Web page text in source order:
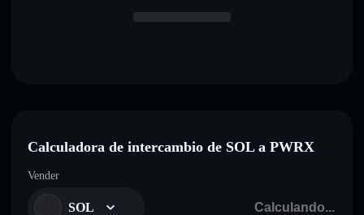
Calculadora de intercambio de SOL a PWRX
Vender
SOL